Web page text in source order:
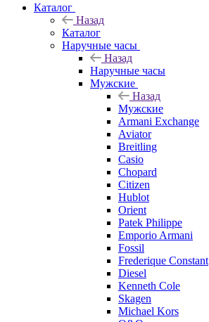
Каталог
Назад
Каталог
Наручные часы
Назад
Наручные часы
Мужские
Назад
Мужские
Armani Exchange
Aviator
Breitling
Casio
Chopard
Citizen
Hublot
Orient
Patek Philippe
Emporio Armani
Fossil
Frederique Constant
Diesel
Kenneth Cole
Skagen
Michael Kors